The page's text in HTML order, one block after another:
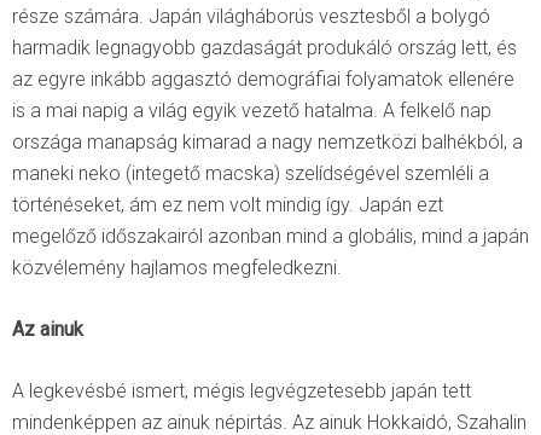
része számára. Japán világháborús vesztesből a bolygó
harmadik legnagyobb gazdaságát produkáló ország lett, és
az egyre inkább aggasztó demográfiai folyamatok ellenére
is a mai napig a világ egyik vezető hatalma. A felkelő nap
országa manapság kimarad a nagy nemzetközi balhékból, a
maneki neko (integető macska) szelídségével szemléli a
történéseket, ám ez nem volt mindig így. Japán ezt
megelőző időszakairól azonban mind a globális, mind a japán
közvélemény hajlamos megfeledkezni.
Az ainuk
A legkevésbé ismert, mégis legvégzetesebb japán tett
mindenképpen az ainuk népirtás. Az ainuk Hokkaidó, Szahalin